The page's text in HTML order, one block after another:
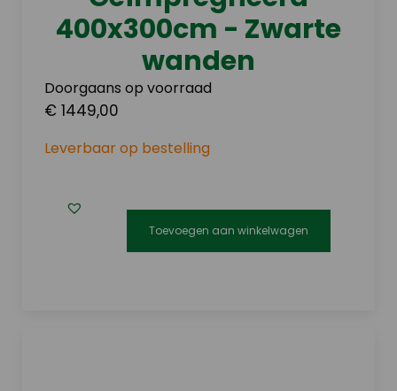
productpagina
400x300cm - Zwarte
wanden
Doorgaans op voorraad
€ 1449,00
Leverbaar op bestelling
Toevoegen aan winkelwagen